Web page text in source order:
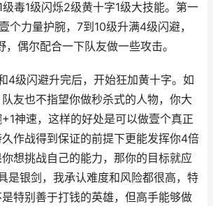
毒1级闪烁2级黄十字1级大技能。第一
个力量护腕，7到10级升满4级闪避，
偶尔配合一下队友做一些攻击。
级闪避升完后，开始狂加黄十字。如
友也不指望你做秒杀式的人物，你大
神速，这样的好处是可以做壹个真正
作战得到保证的前提下更能发挥你4倍
想挑战自己的能力，那你的目标就应
是银剑，我承认难度和风险都很高，特
特别善于打钱的英雄，但高手能够做